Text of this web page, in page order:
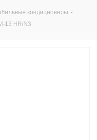
кондиционеры -
13 HR/N3